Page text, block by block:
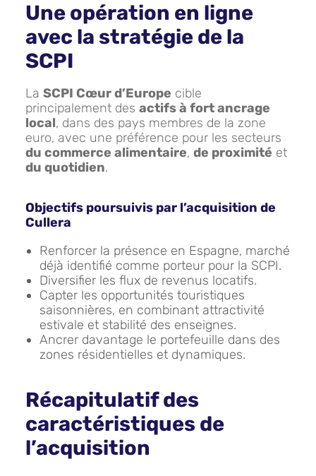
Une opération en ligne
avec la stratégie de la
SCPI
La SCPI Cœur d’Europe cible
principalement des actifs à fort ancrage
local, dans des pays membres de la zone
euro, avec une préférence pour les secteurs
du commerce alimentaire, de proximité et
du quotidien.
Objectifs poursuivis par l’acquisition de
Cullera
Renforcer la présence en Espagne, marché
déjà identifié comme porteur pour la SCPI.
Diversifier les flux de revenus locatifs.
Capter les opportunités touristiques
saisonnières, en combinant attractivité
estivale et stabilité des enseignes.
Ancrer davantage le portefeuille dans des
zones résidentielles et dynamiques.
Récapitulatif des
caractéristiques de
l’acquisition